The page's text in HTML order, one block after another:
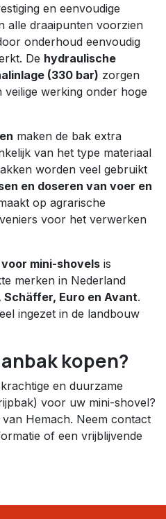
en eenvoudige
alle draaipunten voorzien
onderhoud eenvoudig
De hydraulische
(330 bar) zorgen
werking onder hoge
maken de bak extra
van het type materiaal
worden veel gebruikt
en doseren van voer en
op agrarische
voor het verwerken
mini-shovels is
merken in Nederland
Schäffer, Euro en Avant.
ingezet in de landbouw
kopen?
en duurzame
voor uw mini-shovel?
Hemach. Neem contact
of een vrijblijvende